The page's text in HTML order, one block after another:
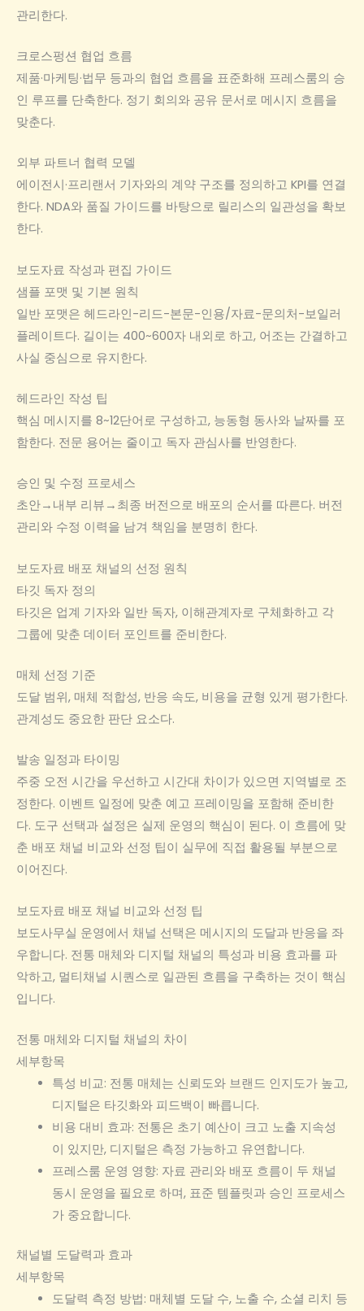
관리한다.
크로스펑션 협업 흐름
제품·마케팅·법무 등과의 협업 흐름을 표준화해 프레스룸의 승
인 루프를 단축한다. 정기 회의와 공유 문서로 메시지 흐름을
맞춘다.
외부 파트너 협력 모델
에이전시·프리랜서 기자와의 계약 구조를 정의하고 KPI를 연결
한다. NDA와 품질 가이드를 바탕으로 릴리스의 일관성을 확보
한다.
보도자료 작성과 편집 가이드
샘플 포맷 및 기본 원칙
일반 포맷은 헤드라인-리드-본문-인용/자료-문의처-보일러
플레이트다. 길이는 400~600자 내외로 하고, 어조는 간결하고
사실 중심으로 유지한다.
헤드라인 작성 팁
핵심 메시지를 8~12단어로 구성하고, 능동형 동사와 날짜를 포
함한다. 전문 용어는 줄이고 독자 관심사를 반영한다.
승인 및 수정 프로세스
초안→내부 리뷰→최종 버전으로 배포의 순서를 따른다. 버전
관리와 수정 이력을 남겨 책임을 분명히 한다.
보도자료 배포 채널의 선정 원칙
타깃 독자 정의
타깃은 업계 기자와 일반 독자, 이해관계자로 구체화하고 각
그룹에 맞춘 데이터 포인트를 준비한다.
매체 선정 기준
도달 범위, 매체 적합성, 반응 속도, 비용을 균형 있게 평가한다.
관계성도 중요한 판단 요소다.
발송 일정과 타이밍
주중 오전 시간을 우선하고 시간대 차이가 있으면 지역별로 조
정한다. 이벤트 일정에 맞춘 예고 프레이밍을 포함해 준비한
다. 도구 선택과 설정은 실제 운영의 핵심이 된다. 이 흐름에 맞
춘 배포 채널 비교와 선정 팁이 실무에 직접 활용될 부분으로
이어진다.
보도자료 배포 채널 비교와 선정 팁
보도사무실 운영에서 채널 선택은 메시지의 도달과 반응을 좌
우합니다. 전통 매체와 디지털 채널의 특성과 비용 효과를 파
악하고, 멀티채널 시퀀스로 일관된 흐름을 구축하는 것이 핵심
입니다.
전통 매체와 디지털 채널의 차이
세부항목
특성 비교: 전통 매체는 신뢰도와 브랜드 인지도가 높고,
디지털은 타깃화와 피드백이 빠릅니다.
비용 대비 효과: 전통은 초기 예산이 크고 노출 지속성
이 있지만, 디지털은 측정 가능하고 유연합니다.
프레스룸 운영 영향: 자료 관리와 배포 흐름이 두 채널
동시 운영을 필요로 하며, 표준 템플릿과 승인 프로세스
가 중요합니다.
채널별 도달력과 효과
세부항목
도달력 측정 방법: 매체별 도달 수, 노출 수, 소셜 리치 등